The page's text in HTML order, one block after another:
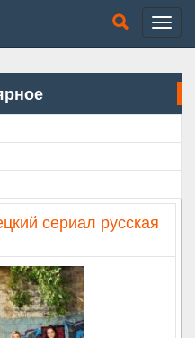
сериал русская